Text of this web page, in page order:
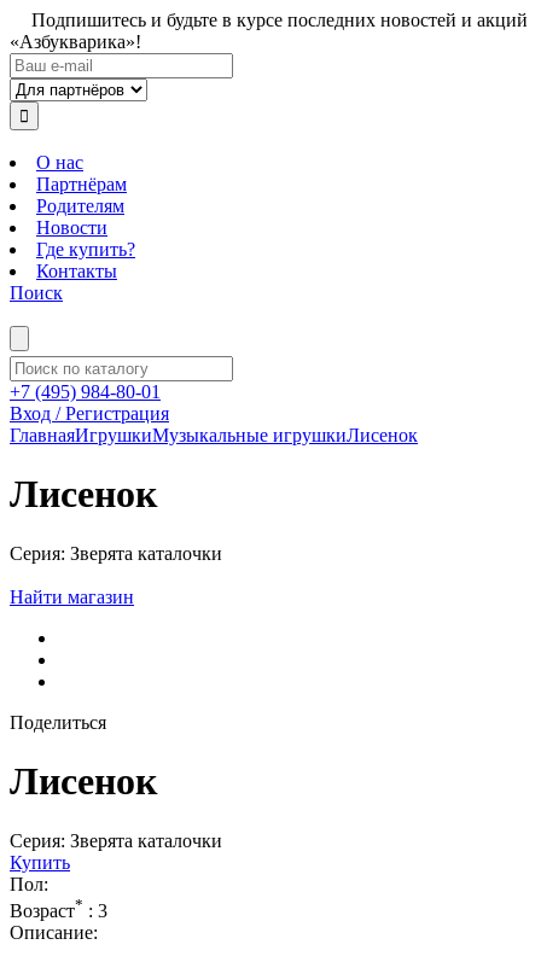
Подпишитесь и будьте в курсе последних новостей и акций
«Азбукварика»!
О нас
Партнёрам
Родителям
Новости
Где купить?
Контакты
Поиск
+7 (495) 984-80-01
Вход / Регистрация
ГлавнаяИгрушкиМузыкальные игрушкиЛисенок
Лисенок
Серия: Зверята каталочки
Найти магазин
Поделиться
Лисенок
Серия: Зверята каталочки
Купить
Пол:
Возраст* : 3
Описание: